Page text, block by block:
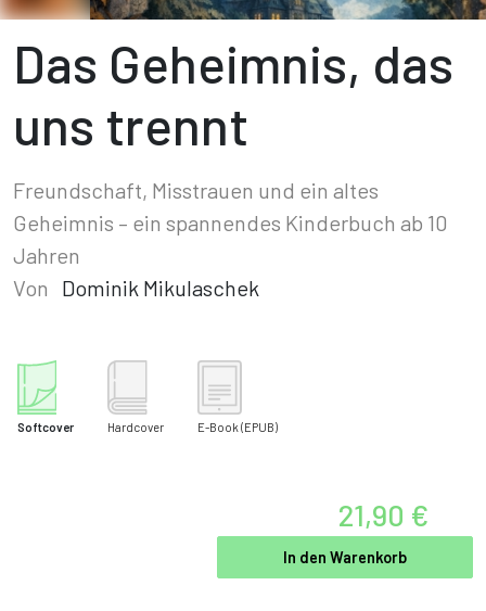
Das Geheimnis, das
uns trennt
Freundschaft, Misstrauen und ein altes
Geheimnis – ein spannendes Kinderbuch ab 10
Jahren
Von
Dominik Mikulaschek
Softcover Hardcover E-Book (EPUB)
21,90 €
In den Warenkorb